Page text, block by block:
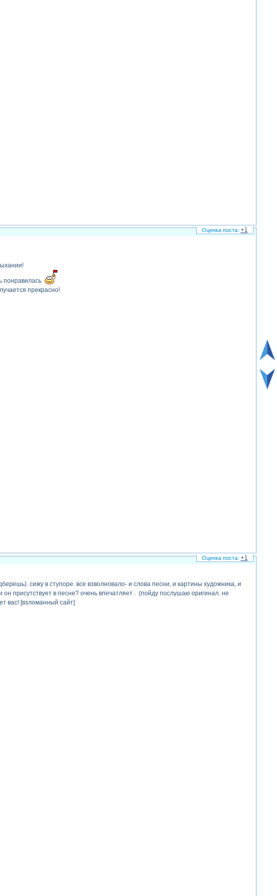
понравилась
прекрасно!
+1
сижу в ступоре. все взволновало- и слова песни, и картины художника, и
присутствует в песне? очень впечатляет . (пойду послушаю оригинал. не
вас! [взломанный сайт]
+1